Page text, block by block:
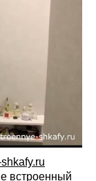
и предложит
и внутреннее
—
и сроки
— быстрая и
встроенный